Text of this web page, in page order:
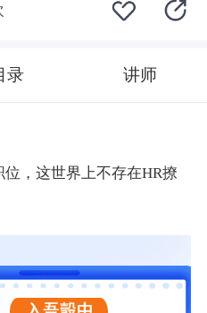
录 讲师
，这世界上不存在HR撩